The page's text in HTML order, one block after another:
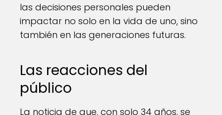
las decisiones personales pueden
impactar no solo en la vida de uno, sino
también en las generaciones futuras.
Las reacciones del
público
La noticia de que, con solo 34 años, se